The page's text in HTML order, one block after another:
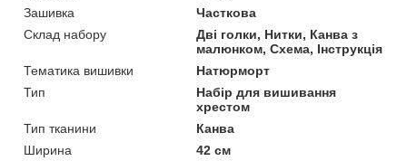
Зашивка
Часткова
Склад набору
Дві голки, Нитки, Канва з
малюнком, Схема, Інструкція
Тематика вишивки
Натюрморт
Тип
Набір для вишивання
хрестом
Тип тканини
Канва
Ширина
42 см